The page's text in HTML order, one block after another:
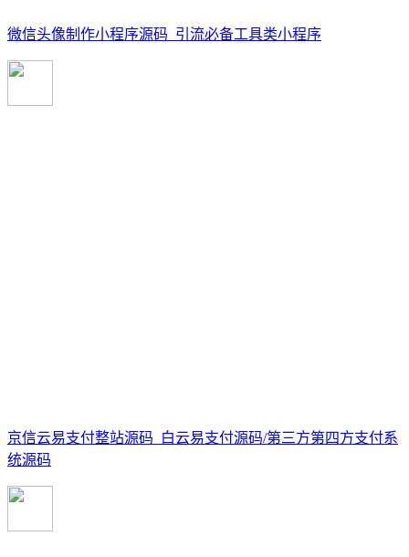
微信头像制作小程序源码_引流必备工具类小程序
京信云易支付整站源码_白云易支付源码/第三方第四方支付系
统源码